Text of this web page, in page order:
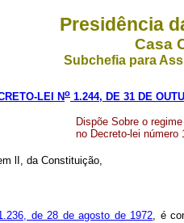
Presidência
Casa
Subchefia para
LEI No 1.244, DE 31 DE
Dispõe Sobre o
no Decreto-lei número
lI, da Constituição,
de 28 de agosto de 1972, é